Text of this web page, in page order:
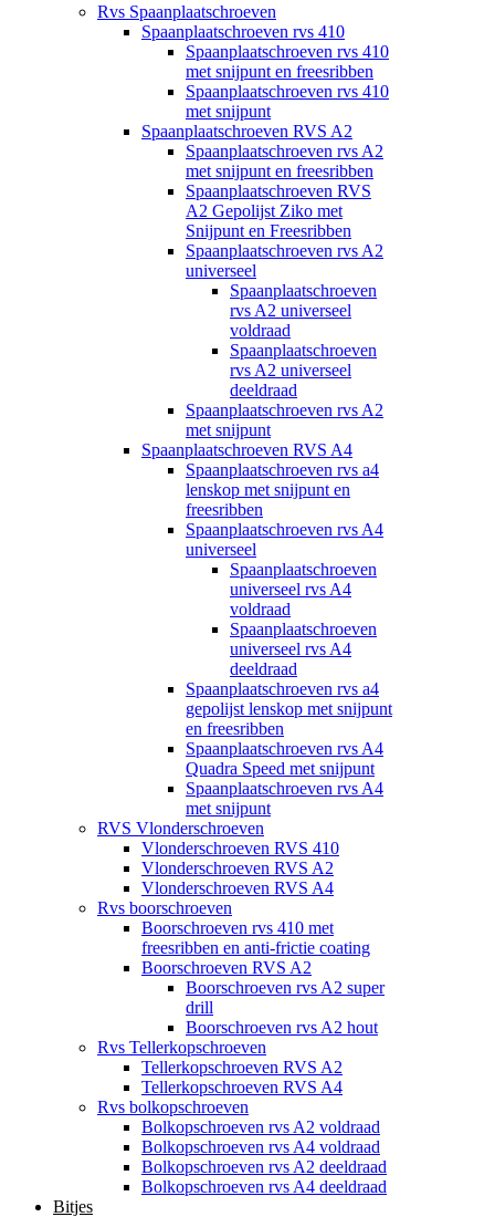
Rvs Spaanplaatschroeven
Spaanplaatschroeven rvs 410
Spaanplaatschroeven rvs 410
met snijpunt en freesribben
Spaanplaatschroeven rvs 410
met snijpunt
Spaanplaatschroeven RVS A2
Spaanplaatschroeven rvs A2
met snijpunt en freesribben
Spaanplaatschroeven RVS
A2 Gepolijst Ziko met
Snijpunt en Freesribben
Spaanplaatschroeven rvs A2
universeel
Spaanplaatschroeven
rvs A2 universeel
voldraad
Spaanplaatschroeven
rvs A2 universeel
deeldraad
Spaanplaatschroeven rvs A2
met snijpunt
Spaanplaatschroeven RVS A4
Spaanplaatschroeven rvs a4
lenskop met snijpunt en
freesribben
Spaanplaatschroeven rvs A4
universeel
Spaanplaatschroeven
universeel rvs A4
voldraad
Spaanplaatschroeven
universeel rvs A4
deeldraad
Spaanplaatschroeven rvs a4
gepolijst lenskop met snijpunt
en freesribben
Spaanplaatschroeven rvs A4
Quadra Speed met snijpunt
Spaanplaatschroeven rvs A4
met snijpunt
RVS Vlonderschroeven
Vlonderschroeven RVS 410
Vlonderschroeven RVS A2
Vlonderschroeven RVS A4
Rvs boorschroeven
Boorschroeven rvs 410 met
freesribben en anti-frictie coating
Boorschroeven RVS A2
Boorschroeven rvs A2 super
drill
Boorschroeven rvs A2 hout
Rvs Tellerkopschroeven
Tellerkopschroeven RVS A2
Tellerkopschroeven RVS A4
Rvs bolkopschroeven
Bolkopschroeven rvs A2 voldraad
Bolkopschroeven rvs A4 voldraad
Bolkopschroeven rvs A2 deeldraad
Bolkopschroeven rvs A4 deeldraad
Bitjes